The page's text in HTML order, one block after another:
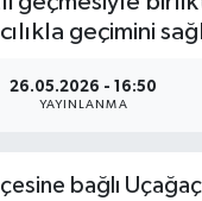
geçimini
26.05.2026 - 16:50
YAYINLANMA
bağlı